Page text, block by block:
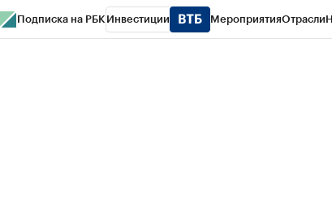
Подписка на РБК Инвестиции МероприятияОтрасли